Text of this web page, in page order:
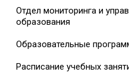
Отдел мониторинга и
образования
Образовательные
Расписание учебных